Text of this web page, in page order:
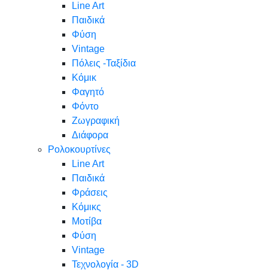
Line Art
Παιδικά
Φύση
Vintage
Πόλεις -Ταξίδια
Κόμικ
Φαγητό
Φόντο
Ζωγραφική
Διάφορα
Ρολοκουρτίνες
Line Art
Παιδικά
Φράσεις
Κόμικς
Μοτίβα
Φύση
Vintage
Τεχνολογία - 3D